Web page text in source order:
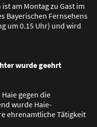
am Montag zu Gast im
Bayerischen Fernsehens
um 0.15 Uhr) und wird
wurde geehrt
gegen die
wurde Haie-
ehrenamtliche Tätigkeit